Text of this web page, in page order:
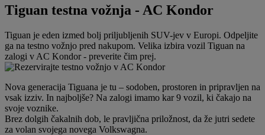
Tiguan testna vožnja - AC Kondor
Tiguan je eden izmed bolj priljubljenih SUV-jev v Europi. Odpeljite
ga na testno vožnjo pred nakupom. Velika izbira vozil Tiguan na
zalogi v AC Kondor - preverite čim prej.
Nova generacija Tiguana je tu – sodoben, prostoren in pripravljen na
vsak izziv. In najboljše? Na zalogi imamo kar 9 vozil, ki čakajo na
svoje voznike.
Brez dolgih čakalnih dob, le pravljična priložnost, da že jutri sedete
za volan svojega novega Volkswagna.